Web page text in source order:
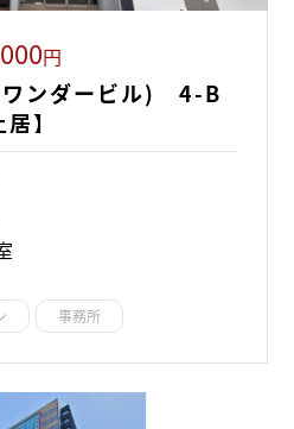
円
ンダービル) 4-B
】
事務所